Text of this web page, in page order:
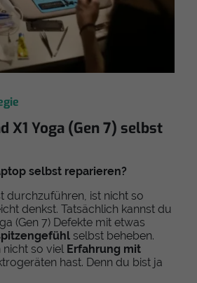
X1 Yoga (Gen 7) selbst
selbst reparieren?
durchzuführen, ist nicht so
denkst. Tatsächlich kannst du
(Gen 7) Defekte mit etwas
selbst beheben.
so viel
Erfahrung mit
hast. Denn du bist ja